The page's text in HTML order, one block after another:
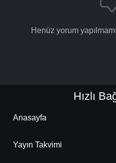
Henüz yorum
Hızlı
Anasayfa
Yayın Takvimi